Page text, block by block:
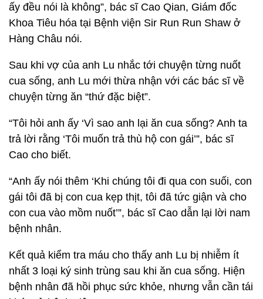
ấy đều nói là không”, bác sĩ Cao Qian, Giám đốc
Khoa Tiêu hóa tại Bệnh viện Sir Run Run Shaw ở
Hàng Châu nói.
Sau khi vợ của anh Lu nhắc tới chuyện từng nuốt
cua sống, anh Lu mới thừa nhận với các bác sĩ về
chuyện từng ăn “thứ đặc biệt”.
“Tôi hỏi anh ấy ‘Vì sao anh lại ăn cua sống? Anh ta
trả lời rằng ‘Tôi muốn trả thù hộ con gái’”, bác sĩ
Cao cho biết.
“Anh ấy nói thêm ‘Khi chúng tôi đi qua con suối, con
gái tôi đã bị con cua kẹp thịt, tôi đã tức giận và cho
con cua vào mồm nuốt’”, bác sĩ Cao dẫn lại lời nam
bệnh nhân.
Kết quả kiểm tra máu cho thấy anh Lu bị nhiễm ít
nhất 3 loại ký sinh trùng sau khi ăn cua sống. Hiện
bệnh nhân đã hồi phục sức khỏe, nhưng vẫn cần tái